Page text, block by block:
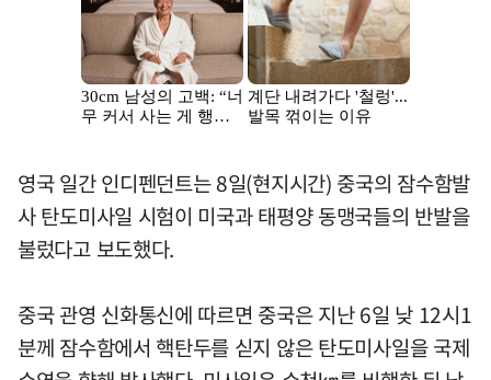
영국 일간 인디펜던트는 8일(현지시간) 중국의 잠수함발
사 탄도미사일 시험이 미국과 태평양 동맹국들의 반발을
불렀다고 보도했다.
중국 관영 신화통신에 따르면 중국은 지난 6일 낮 12시1
분께 잠수함에서 핵탄두를 싣지 않은 탄도미사일을 국제